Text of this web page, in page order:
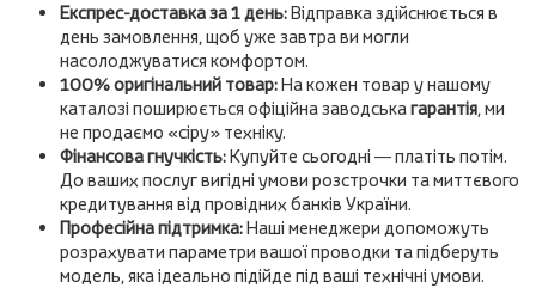
Експрес-доставка за 1 день:Відправка здійснюється в
день замовлення, щоб уже завтра ви могли
насолоджуватися комфортом.
100% оригінальний товар:На кожен товар у нашому
каталозі поширюється офіційна заводськагарантія, ми
не продаємо «сіру» техніку.
Фінансова гнучкість:Купуйте сьогодні — платіть потім.
До ваших послуг вигідні умови розстрочки та миттєвого
кредитування від провідних банків України.
Професійна підтримка:Наші менеджери допоможуть
розрахувати параметри вашої проводки та підберуть
модель, яка ідеально підійде під ваші технічні умови.